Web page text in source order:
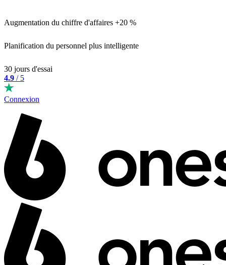
Augmentation du chiffre d'affaires +20 %
Planification du personnel plus intelligente
30 jours d'essai
4.9 / 5
Connexion